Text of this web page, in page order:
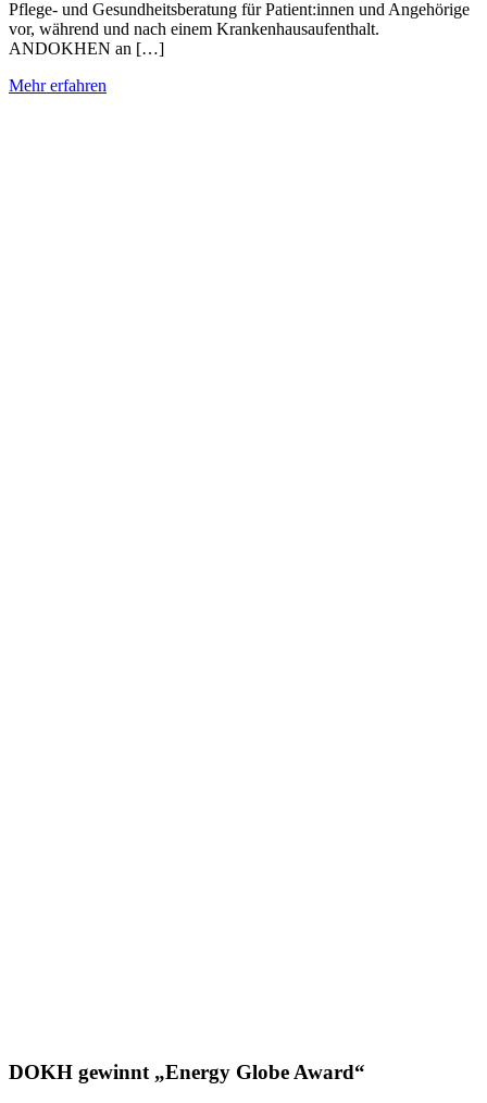
Pflege- und Gesundheitsberatung für Patient:innen und Angehörige
vor, während und nach einem Krankenhausaufenthalt.
ANDOKHEN an […]
Mehr erfahren
DOKH gewinnt „Energy Globe Award“